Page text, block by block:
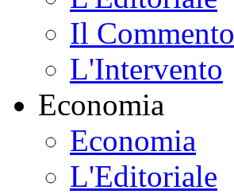
Il Commento
L'Intervento
Economia
Economia
L'Editoriale